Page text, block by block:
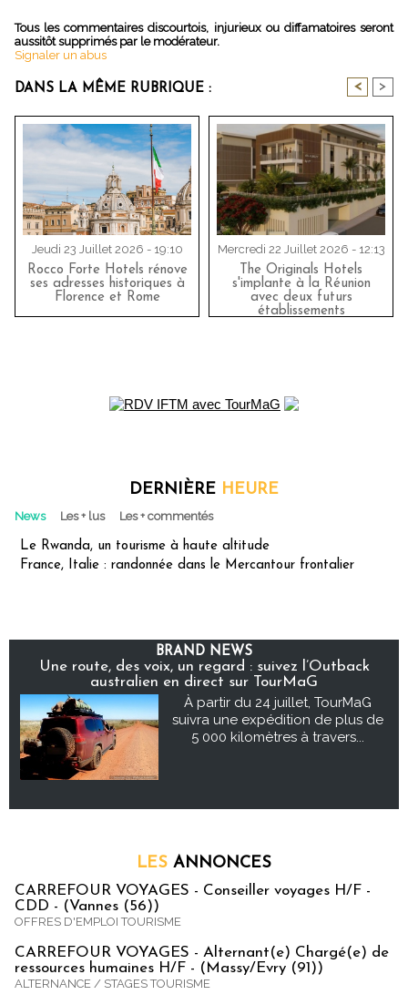
Tous les commentaires discourtois, injurieux ou diffamatoires seront
aussitôt supprimés par le modérateur.
Signaler un abus
DANS LA MÊME RUBRIQUE : < >
Jeudi 23 Juillet 2026 - 19:10
Rocco Forte Hotels rénove
ses adresses historiques à
Florence et Rome
Mercredi 22 Juillet 2026 - 12:13
The Originals Hotels
s'implante à la Réunion
avec deux futurs
établissements
DERNIÈRE HEURE
News Les + lus Les + commentés
Le Rwanda, un tourisme à haute altitude
France, Italie : randonnée dans le Mercantour frontalier
BRAND NEWS
Une route, des voix, un regard : suivez l’Outback
australien en direct sur TourMaG
À partir du 24 juillet, TourMaG
suivra une expédition de plus de
5 000 kilomètres à travers...
LES ANNONCES
CARREFOUR VOYAGES - Conseiller voyages H/F -
CDD - (Vannes (56))
OFFRES D'EMPLOI TOURISME
CARREFOUR VOYAGES - Alternant(e) Chargé(e) de
ressources humaines H/F - (Massy/Evry (91))
ALTERNANCE / STAGES TOURISME